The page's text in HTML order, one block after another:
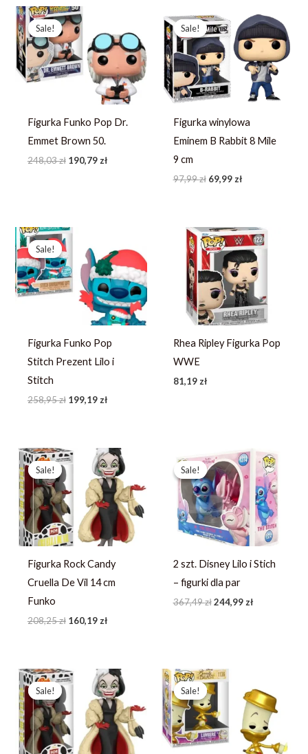
Sale!
Sale!
Figurka Funko Pop Dr.
Emmet Brown 50.
248,03zł
Pierwotna
cena
wynosiła:
248,03 zł.
190,79 zł
wynosi:
190,79 zł.
Sale!
Sale!
Figurka winylowa
Eminem B Rabbit 8 Mile
9 cm
97,99zł
cena
wynosiła:
97,99 zł.
69,99 zł
cena
wynosi:
69,99 zł.
Sale!
Sale!
Figurka Funko Pop
Stitch Prezent Lilo i
Stitch
258,95zł
Pierwotna
wynosiła:
258,95 zł.
199,19zł
wynosi:
199,19 zł.
Rhea Ripley Figurka Pop
WWE
81,19zł
Sale!
Sale!
Figurka Rock Candy
Cruella De Vil 14 cm
Funko
208,25zł
Pierwotna
cena
wynosiła:
208,25 zł.
160,19zł
Aktualna
cena
wynosi:
160,19 zł.
Sale!
Sale!
2 szt. Disney Lilo i Stich
– figurki dla par
367,49zł
Pierwotna
cena
wynosiła:
367,49 zł.
244,99zł
Aktualna
cena
wynosi:
244,99 zł.
Sale!
Sale!
Pierwotna
cena
wynosiła:
214,23 zł.
Aktualna
cena
wynosi:
164,79 zł.
Sale!
Sale!
Pierwotna
cena
wynosiła:
253,23 zł.
wynosi:
194,79 zł.